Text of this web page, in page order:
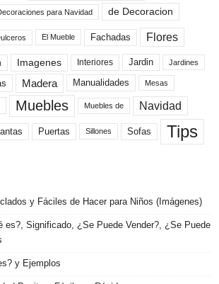
para Navidad de Decoracion
El Mueble Fachadas Flores
Imagenes Interiores Jardin Jardines
Madera Manualidades Mesas
Muebles Muebles de Navidad
Puertas Sillones Sofas Tips
y Fáciles de Hacer para Niños (Imágenes)
es?, Significado, ¿Se Puede Vender?, ¿Se Puede
y Ejemplos